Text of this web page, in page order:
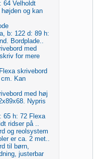
64 Velholdt
og kan
b: 122 d: 89 h:
Bordplade..
med
for mere
skrivebord
Kan
med høj
Nypris
65 h: 72 Flexa
ridser på ..
og reolsystem
er ca. 2 met..
til børn,
justerbar